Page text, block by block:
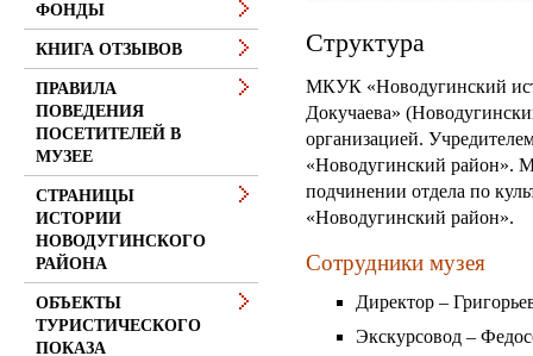
Структура
МКУК «Новодугинский
Докучаева»
организацией.
«Новодугинский район».
подчинении отдела по
«Новодугинский район».
Сотрудники музея
Директор –
Экскурсовод –
ФОНДЫ
КНИГА ОТЗЫВОВ
ПРАВИЛА
ПОВЕДЕНИЯ
ПОСЕТИТЕЛЕЙ В
МУЗЕЕ
СТРАНИЦЫ
ИСТОРИИ
НОВОДУГИНСКОГО
РАЙОНА
ОБЪЕКТЫ
ТУРИСТИЧЕСКОГО
ПОКАЗА